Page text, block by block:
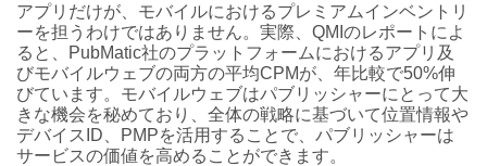
アプリだけが、モバイルにおけるプレミアムインベントリ
ーを担うわけではありません。実際、QMIのレポートによ
ると、PubMatic社のプラットフォームにおけるアプリ及
びモバイルウェブの両方の平均CPMが、年比較で50%伸
びています。モバイルウェブはパブリッシャーにとって大
きな機会を秘めており、全体の戦略に基づいて位置情報や
デバイスID、PMPを活用することで、パブリッシャーは
サービスの価値を高めることができます。